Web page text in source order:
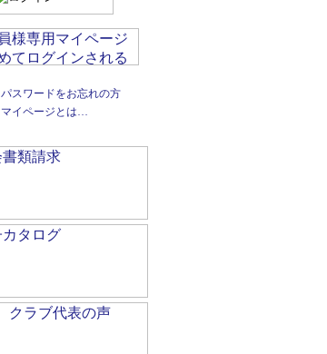
パスワードをお忘れの方
マイページとは…